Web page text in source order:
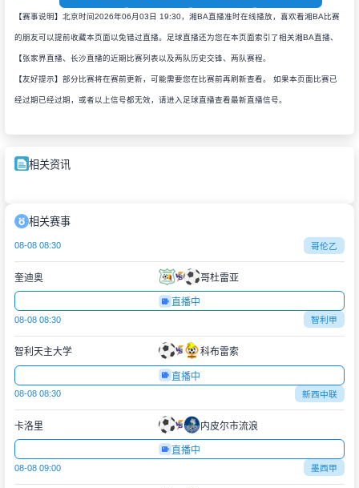
【赛事说明】北京时间2026年06月03日 19:30，湘BA直播准时在线播放，喜欢看湘BA比赛
的朋友可以提前收藏本页面以免错过直播。足球直播还为您在本页面索引了相关湘BA直播、
【张家界直播、长沙直播的近期比赛列表以及两队历史交锋、两队赛程。
【友好提示】部分比赛将在赛前更新，可能需要您在比赛前再刷新查看。 如果本页面比赛已
经过期已经过期，或者以上信号都无效，请进入足球直播查看最新直播信号。
相关资讯
相关赛事
08-08 08:30 哥伦乙
奎迪奥 哥杜雷亚
直播中
08-08 08:30 智利甲
智利天主大学 科布雷索
直播中
08-08 08:30 新西中联
卡洛里 内皮尔市流浪
直播中
08-08 09:00 墨西甲